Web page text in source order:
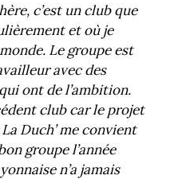
c’est un club que
et où je
Le groupe est
avec des
ont de l’ambition.
club car le projet
Duch’ me convient
groupe l’année
n’a jamais